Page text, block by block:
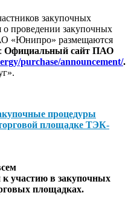
закупочных
о проведении закупочных
«Юнипро» размещаются
Официальный сайт ПАО
purchase/announcement/.
процедуры
площадке ТЭК-
к участию в закупочных
площадках.